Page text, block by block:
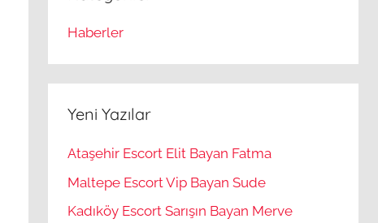
Haberler
Yeni Yazılar
Ataşehir Escort Elit Bayan Fatma
Maltepe Escort Vip Bayan Sude
Kadıköy Escort Sarışın Bayan Merve